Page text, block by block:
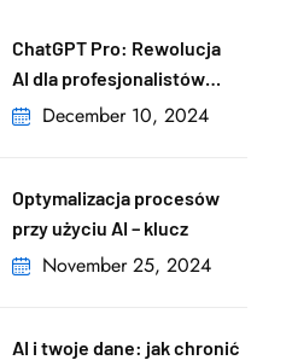
ChatGPT Pro: Rewolucja
AI dla profesjonalistów
i firmDecember 10, 2024
Optymalizacja procesów
przy użyciu AI – klucz
November 25, 2024
AI i twoje dane: jak chronić